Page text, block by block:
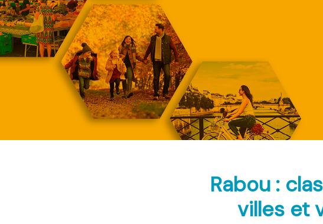
Rabou :
villes et